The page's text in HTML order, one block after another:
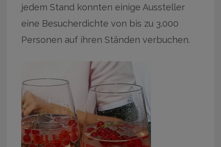
jedem Stand konnten einige Aussteller
eine Besucherdichte von bis zu 3.000
Personen auf ihren Ständen verbuchen.